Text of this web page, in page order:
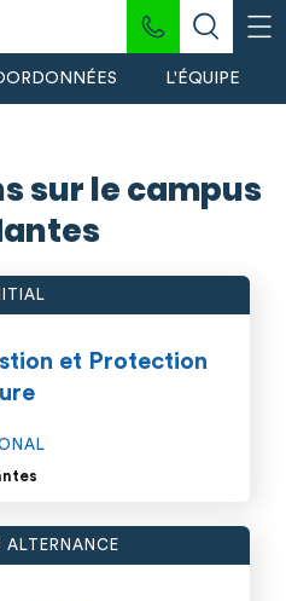
L'ÉQUIPE
sur le campus
et Protection
ALTERNANCE